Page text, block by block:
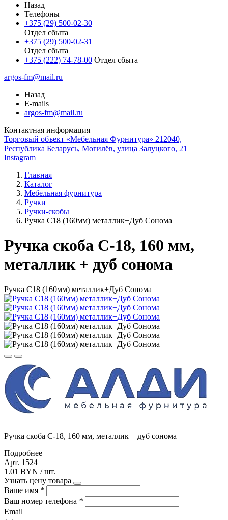
Назад
Телефоны
+375 (29) 500-02-30
Отдел сбыта
+375 (29) 500-02-31
Отдел сбыта
+375 (222) 74-78-00 Отдел сбыта
argos-fm@mail.ru
Назад
E-mails
argos-fm@mail.ru
Контактная информация
Торговый объект «Мебельная Фурнитура» 212040,
Республика Беларусь, Могилёв, улица Залуцкого, 21
Instagram
Главная
Каталог
Мебельная фурнитура
Ручки
Ручки-скобы
Ручка С18 (160мм) металлик+Дуб Сонома
Ручка скоба С-18, 160 мм,
металлик + дуб сонома
Ручка С18 (160мм) металлик+Дуб Сонома
Ручка скоба С-18, 160 мм, металлик + дуб сонома
Подробнее
Арт. 1524
1.01 BYN / шт.
Узнать цену товара
Ваше имя *
Ваш номер телефона *
Email